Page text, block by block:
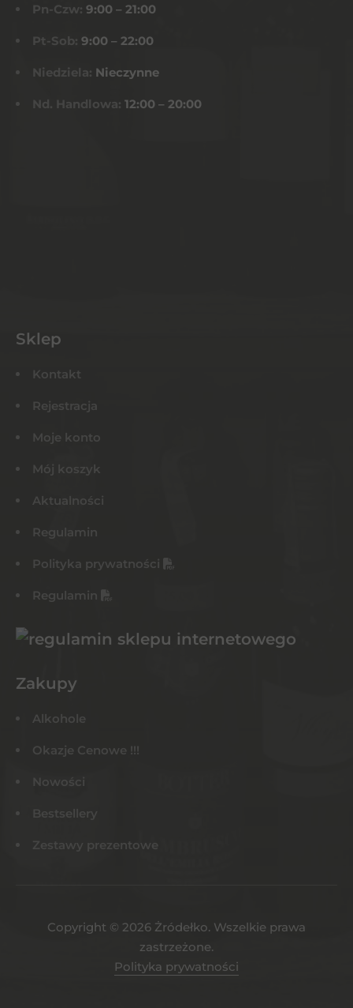
Pn-Czw: 9:00 – 21:00
Pt-Sob: 9:00 – 22:00
Niedziela: Nieczynne
Nd. Handlowa: 12:00 – 20:00
Sklep
Kontakt
Rejestracja
Moje konto
Mój koszyk
Aktualności
Regulamin
Polityka prywatności
Regulamin
Zakupy
Alkohole
Okazje Cenowe !!!
Nowości
Bestsellery
Zestawy prezentowe
Copyright © 2026 Żródełko. Wszelkie prawa
zastrzeżone.
Polityka prywatności